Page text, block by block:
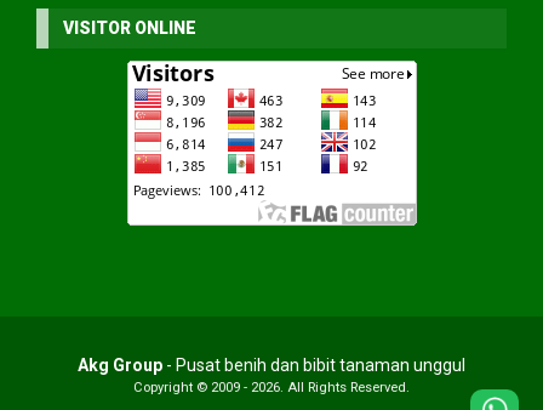
VISITOR ONLINE
Akg Group - Pusat benih dan bibit tanaman unggul
Copyright © 2009 - 2026. All Rights Reserved.